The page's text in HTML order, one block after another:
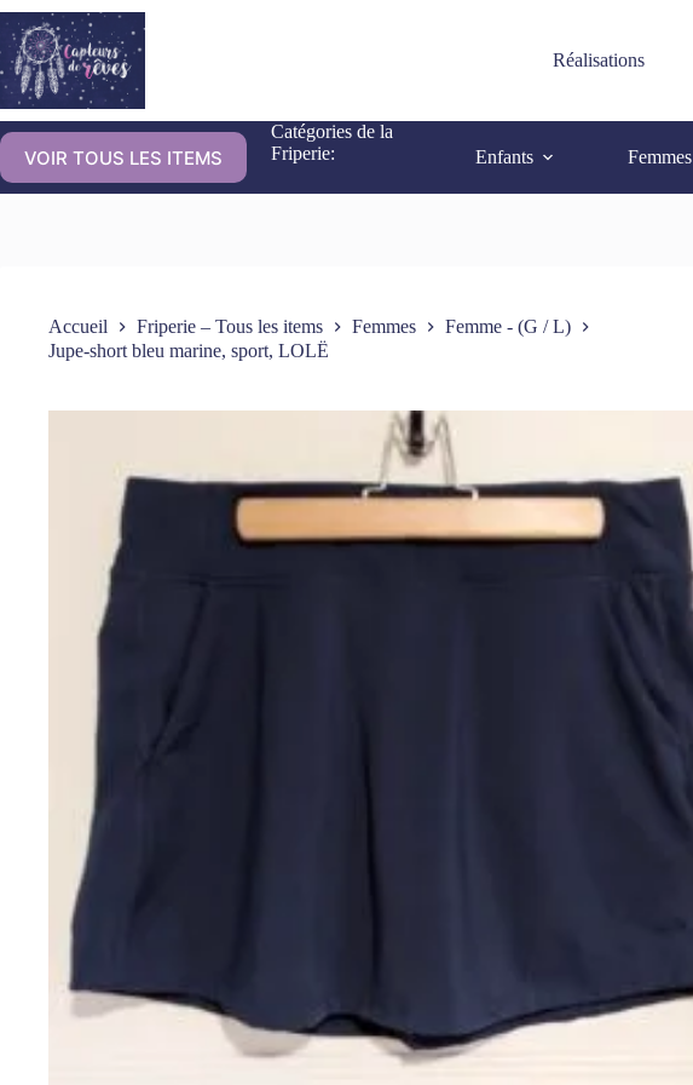
Réalisations
VOIR TOUS LES ITEMS
Catégories de la
Friperie:
Enfants Femmes
Accueil Friperie – Tous les items Femmes
Femme - (G / L)
Jupe-short bleu marine, sport, LOLË